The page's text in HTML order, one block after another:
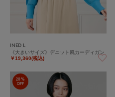
INED L
《大きいサイズ》デニット風カーディガン
￥19,360(税込)
20%
OFF